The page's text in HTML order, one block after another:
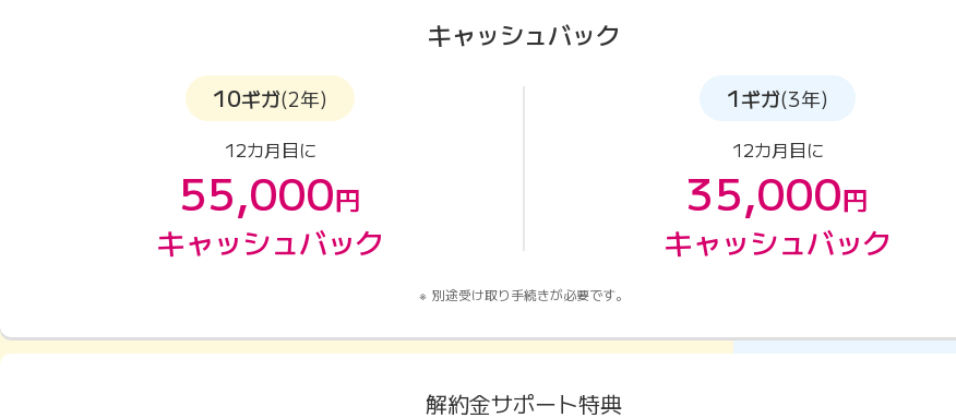
キャッシュバック
10ギガ(2年)
12カ月目に
55,000円
キャッシュバック
1ギガ(3年)
12カ月目に
35,000円
キャッシュバック
別途受け取り手続きが必要です。
解約金サポート特典